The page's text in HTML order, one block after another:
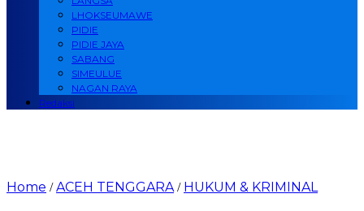
LHOKSEUMAWE
PIDIE
PIDIE JAYA
SABANG
SIMEULUE
NAGAN RAYA
Redaksi
Home /ACEH TENGGARA / HUKUM & KRIMINAL